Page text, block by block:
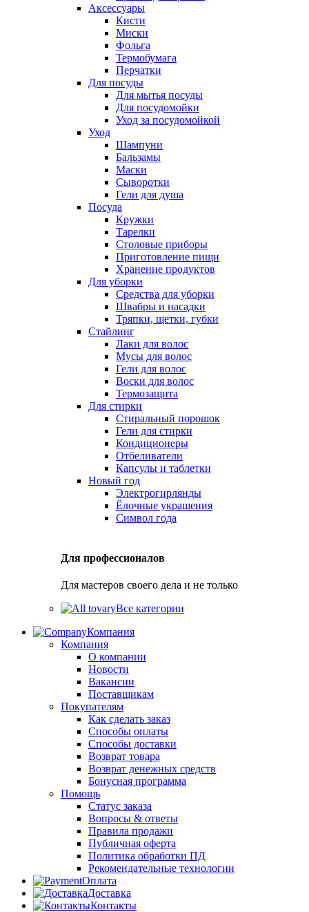
Аксессуары
Кисти
Миски
Фольга
Термобумага
Перчатки
Для посуды
Для мытья посуды
Для посудомойки
Уход за посудомойкой
Уход
Шампуни
Бальзамы
Маски
Сыворотки
Гели для душа
Посуда
Кружки
Тарелки
Столовые приборы
Приготовление пищи
Хранение продуктов
Для уборки
Средства для уборки
Швабры и насадки
Тряпки, щетки, губки
Стайлинг
Лаки для волос
Мусы для волос
Гели для волос
Воски для волос
Термозащита
Для стирки
Стиральный порошок
Гели для стирки
Кондиционеры
Отбеливатели
Капсулы и таблетки
Новый год
Электрогирлянды
Ёлочные украшения
Символ года
Для профессионалов
Для мастеров своего дела и не только
Все категории
Компания
Компания
О компании
Новости
Вакансии
Поставщикам
Покупателям
Как сделать заказ
Способы оплаты
Способы доставки
Возврат товара
Возврат денежных средств
Бонусная программа
Помощь
Статус заказа
Вопросы & ответы
Правила продажи
Публичная оферта
Политика обработки ПД
Рекомендательные технологии
Оплата
Доставка
Контакты